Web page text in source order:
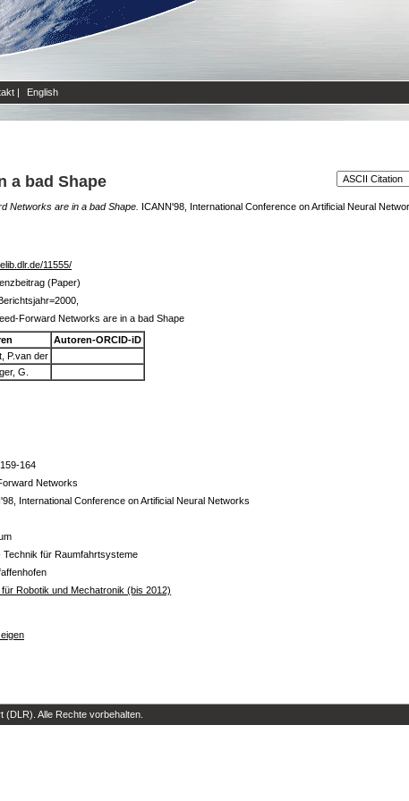
| English
a bad Shape
Networks are in a bad Shape. ICANN'98, International Conference on Artificial Neural
11555/
(Paper)
Forward Networks are in a bad Shape
Autoren-ORCID-iD
P.van der
G.
164
Networks
International Conference on Artificial Neural Networks
Technik für Raumfahrtsysteme
für Robotik und Mechatronik (bis 2012)
Alle Rechte vorbehalten.